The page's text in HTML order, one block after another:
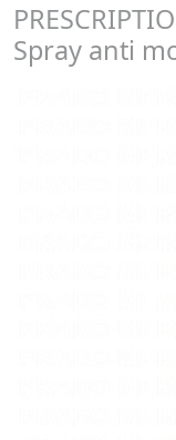
Spray anti